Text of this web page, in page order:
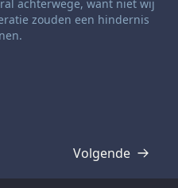
achterwege, want niet wij
zouden een hindernis
Volgende
Transcriptie